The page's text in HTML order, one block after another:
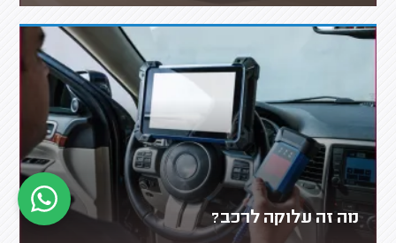
מה זה עלוקה לרכב?